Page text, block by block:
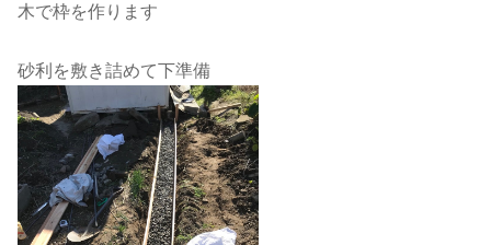
木で枠を作ります
砂利を敷き詰めて下準備